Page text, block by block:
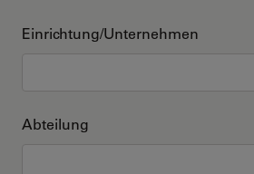
Einrichtung/Unternehmen
Abteilung